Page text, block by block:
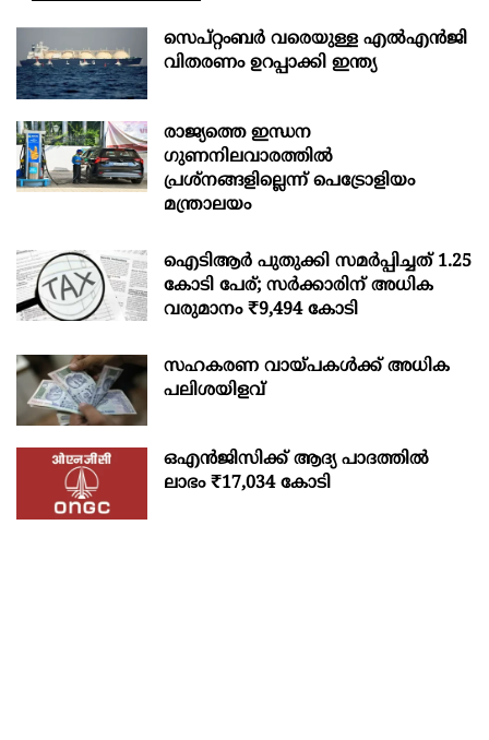
സെപ്റ്റംബർ വരെയുള്ള എൽഎൻജി
വിതരണം ഉറപ്പാക്കി ഇന്ത്യ
രാജ്യത്തെ ഇന്ധന
ഗുണനിലവാരത്തില്‍
പ്രശ്‌നങ്ങളില്ലെന്ന് പെട്രോളിയം
മന്ത്രാലയം
ഐടിആര്‍ പുതുക്കി സമർപ്പിച്ചത് 1.25
കോടി പേര്; സർക്കാരിന് അധിക
വരുമാനം ₹9,494 കോടി
സഹകരണ വായ്പകള്‍ക്ക് അധിക
പലിശയിളവ്
ഒഎന്‍ജിസിക്ക് ആദ്യ പാദത്തില്‍
ലാഭം ₹17,034 കോടി